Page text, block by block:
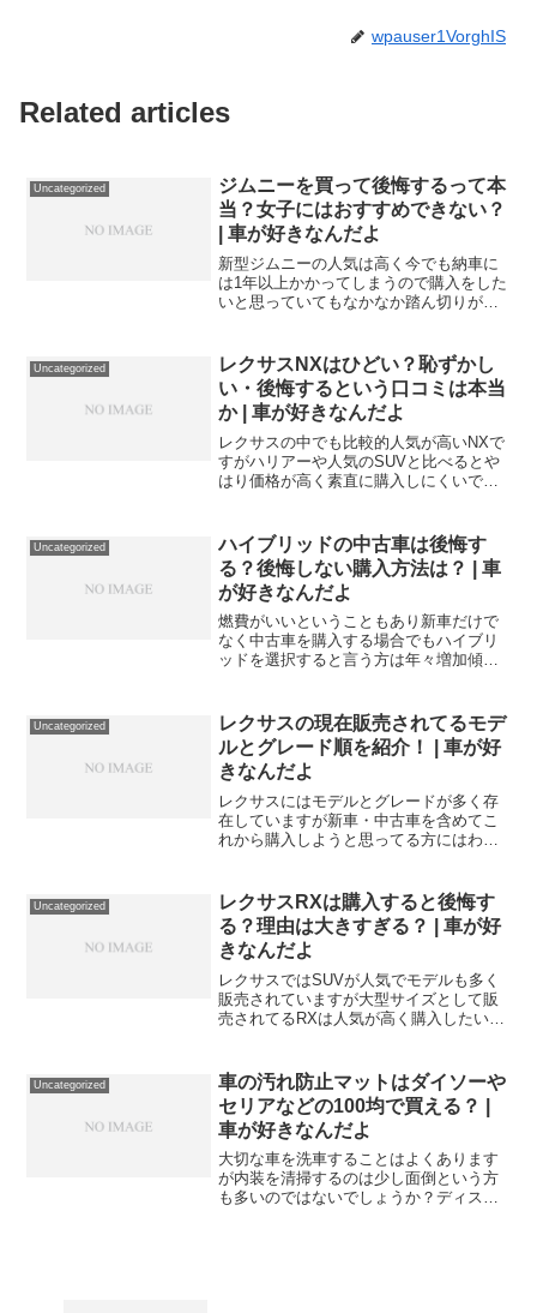
wpauser1VorghIS
Related articles
Uncategorized
ジムニーを買って後悔するって本
当？女子にはおすすめできない？
| 車が好きなんだよ
新型ジムニーの人気は高く今でも納車に
は1年以上かかってしまうので購入をした
いと思っていてもなかなか踏ん切りがつ
見かけることもありなんで後悔するんだ
ろうと考えてしまう方も...
Uncategorized
レクサスNXはひどい？恥ずかし
い・後悔するという口コミは本当
か | 車が好きなんだよ
レクサスの中でも比較的人気が高いNXで
すがハリアーや人気のSUVと比べるとや
はり価格が高く素直に購入しにくいです
感想を見てから購入したいという方も多
いと思います。...
Uncategorized
ハイブリッドの中古車は後悔す
る？後悔しない購入方法は？ | 車
が好きなんだよ
燃費がいいということもあり新車だけで
なく中古車を購入する場合でもハイブリ
ッドを選択すると言う方は年々増加傾向
金額が高いのでハイブリッド車の中古で
いいかと考える方も多いで...
Uncategorized
レクサスの現在販売されてるモデ
ルとグレード順を紹介！ | 車が好
きなんだよ
レクサスにはモデルとグレードが多く存
在していますが新車・中古車を含めてこ
れから購入しようと思ってる方にはわか
ために今回は現在販売されてるレクサス
のモデルとグレードを紹介...
Uncategorized
レクサスRXは購入すると後悔す
る？理由は大きすぎる？ | 車が好
きなんだよ
レクサスではSUVが人気でモデルも多く
販売されていますが大型サイズとして販
売されてるRXは人気が高く購入したいと
で購入前に色々と調べてみると買っても
後悔しないのかな...
Uncategorized
車の汚れ防止マットはダイソーや
セリアなどの100均で買える？ |
車が好きなんだよ
大切な車を洗車することはよくあります
が内装を清掃するのは少し面倒という方
も多いのではないでしょうか？ディスプ